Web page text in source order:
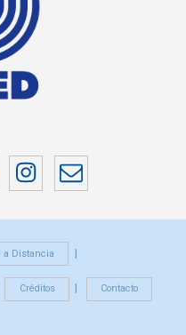
Instragram
Correo
electrónico
a Distancia
Créditos Contacto